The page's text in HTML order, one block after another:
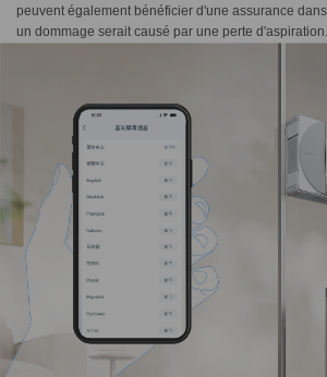
peuvent également bénéficier d'une assurance
un dommage serait causé par une perte d'aspiration.